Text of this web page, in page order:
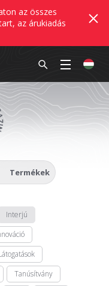
az összes
az árukiadás
Termékek
Interjú
Tanúsítvány